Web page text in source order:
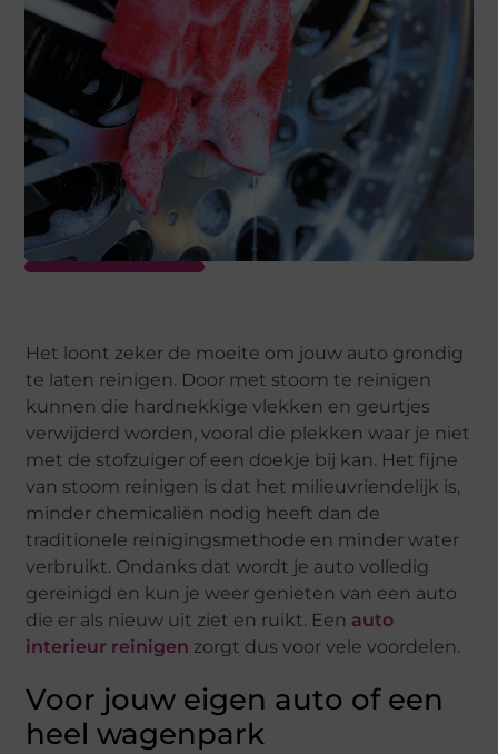
Het loont zeker de moeite om jouw auto grondig
te laten reinigen. Door met stoom te reinigen
kunnen die hardnekkige vlekken en geurtjes
verwijderd worden, vooral die plekken waar je niet
met de stofzuiger of een doekje bij kan. Het fijne
van stoom reinigen is dat het milieuvriendelijk is,
minder chemicaliën nodig heeft dan de
traditionele reinigingsmethode en minder water
verbruikt. Ondanks dat wordt je auto volledig
gereinigd en kun je weer genieten van een auto
die er als nieuw uit ziet en ruikt. Een auto
interieur reinigen zorgt dus voor vele voordelen.
Voor jouw eigen auto of een
heel wagenpark